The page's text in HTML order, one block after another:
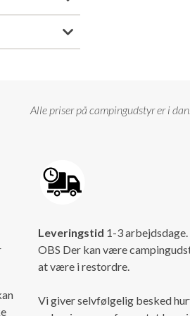
Alle priser på campingudstyr er i
Leveringstid 1-3 arbejdsdage.
OBS Der kan være
at være i restordre.
Vi giver selvfølgelig besked